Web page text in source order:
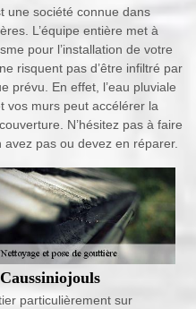
une société connue dans
L’équipe entière met à
pour l’installation de votre
risquent pas d’être infiltré par
prévu. En effet, l’eau pluviale
vos murs peut accélérer la
N’hésitez pas à faire
avez pas ou devez en réparer.
particulièrement sur